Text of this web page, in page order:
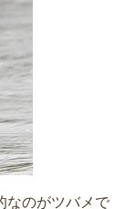
なのがツバメで